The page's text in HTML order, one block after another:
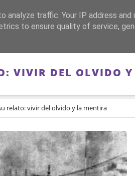
GUERRA DE ESPAÑA
VIVIR DEL OLVIDO
relato: vivir del olvido y la mentira
traffic. Your IP address and
to ensure quality of service,